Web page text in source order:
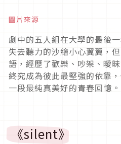
圖片來源
劇中的五人組在大學的最後
失去聽力的沙繪小心翼翼，
語，經歷了歡樂、吵架、曖
終究成為彼此最堅強的依靠
一段最純真美好的青春回憶。
《silent》